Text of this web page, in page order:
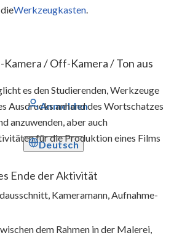
Anmelden
Deutsch
dieWerkzeugkasten
Kamera / Off-Kamera / Ton aus
es den Studierenden, Werkzeuge
Ausdrucks anhand des Wortschatzes
anzuwenden, aber auch
für die Produktion eines Films
Ende der Aktivität
Kameramann, Aufnahme-
dem Rahmen in der Malerei,